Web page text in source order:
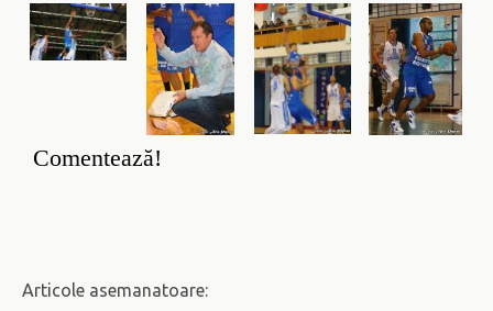
Comentează!
Articole asemanatoare: